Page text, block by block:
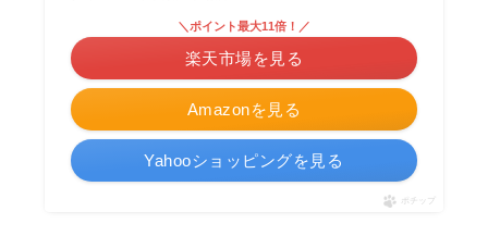
Amazonを見る
＼ポイント最大11倍！／
楽天市場を見る
Yahooショッピングを見る
ポチップ